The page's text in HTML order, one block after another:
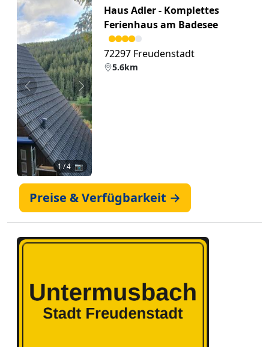
Zurück Weiter
1/ 4 📷
Haus Adler - Komplettes
Ferienhaus am Badesee
72297 Freudenstadt
5.6km
Preise & Verfügbarkeit →